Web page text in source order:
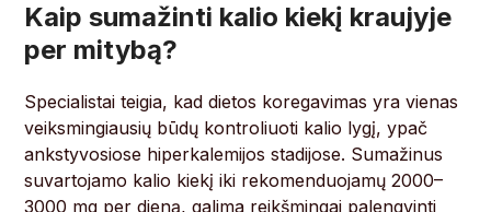
Kaip sumažinti kalio kiekį kraujyje
per mitybą?
Specialistai teigia, kad dietos koregavimas yra vienas
veiksmingiausių būdų kontroliuoti kalio lygį, ypač
ankstyvosiose hiperkalemijos stadijose. Sumažinus
suvartojamo kalio kiekį iki rekomenduojamų 2000–
3000 mg per dieną, galima reikšmingai palengvinti